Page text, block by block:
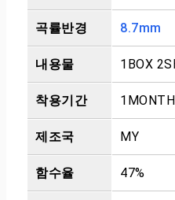
곡률반경 8.7mm
내용물 1BOX
착용기간 1MONTH
제조국 MY
함수율 47%